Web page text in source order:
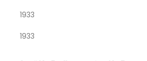
1933
1933